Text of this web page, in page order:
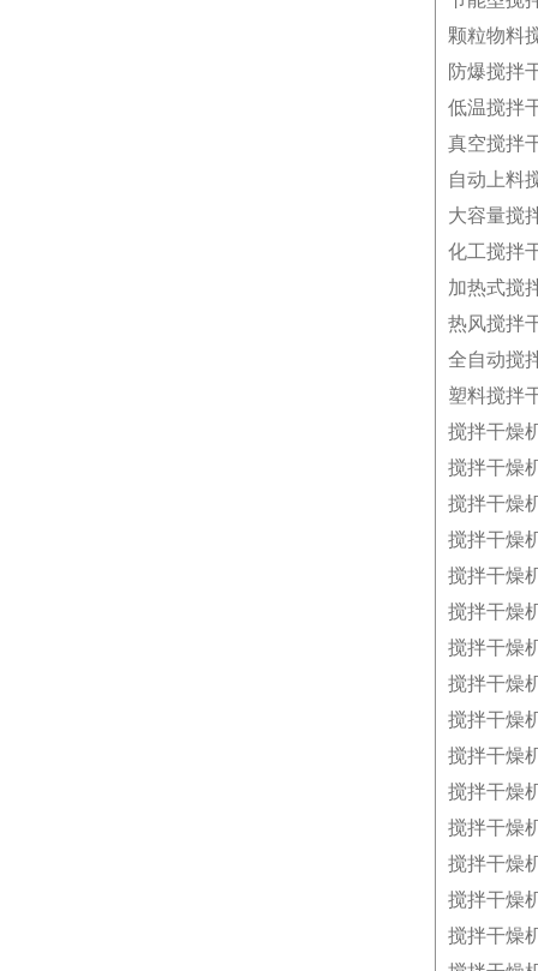
颗粒物料
防爆搅拌
低温搅拌
真空搅拌
自动上料
大容量搅
化工搅拌
加热式搅
热风搅拌
全自动搅
塑料搅拌
搅拌干燥
搅拌干燥
搅拌干燥
搅拌干燥
搅拌干燥
搅拌干燥
搅拌干燥
搅拌干燥
搅拌干燥
搅拌干燥
搅拌干燥
搅拌干燥
搅拌干燥
搅拌干燥
搅拌干燥